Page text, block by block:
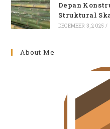
Depan
Struktural
DECEMBER 3, 2025 /
About Me